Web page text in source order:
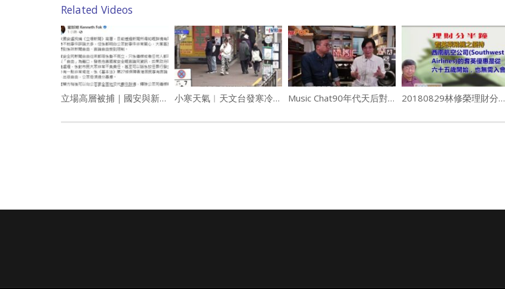
請加入成為會員, 支持良心正派傳媒。
https://www.youtube.com/channel/UCYWSlgQB1BpfQTkNm_P5qIw/join
請星電視飲茶https://www.buymeacoffee.com/singtaousa
Category:名人訪談,新聞報道
Related Videos
立場高層被捕｜國安與新聞自由非勢不兩立 霍啟剛冀警交代詳情釋公慮 小寒天氣︱天文台發寒冷天氣警告 未來三日持續寒冷 明早最低12°C、周三最低11°C Music Chat90年代天后對決鄭秀文 Vs. 彭羚 (Part 2) 20180829林修榮理財分半鐘 — 耆英乘飛機之優待